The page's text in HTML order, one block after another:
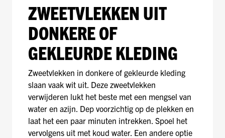
ZWEETVLEKKEN UIT
DONKERE OF
GEKLEURDE KLEDING
Zweetvlekken in donkere of gekleurde kleding
slaan vaak wit uit. Deze zweetvlekken
verwijderen lukt het beste met een mengsel van
water en azijn. Dep voorzichtig op de plekken en
laat het een paar minuten intrekken. Spoel het
vervolgens uit met koud water. Een andere optie